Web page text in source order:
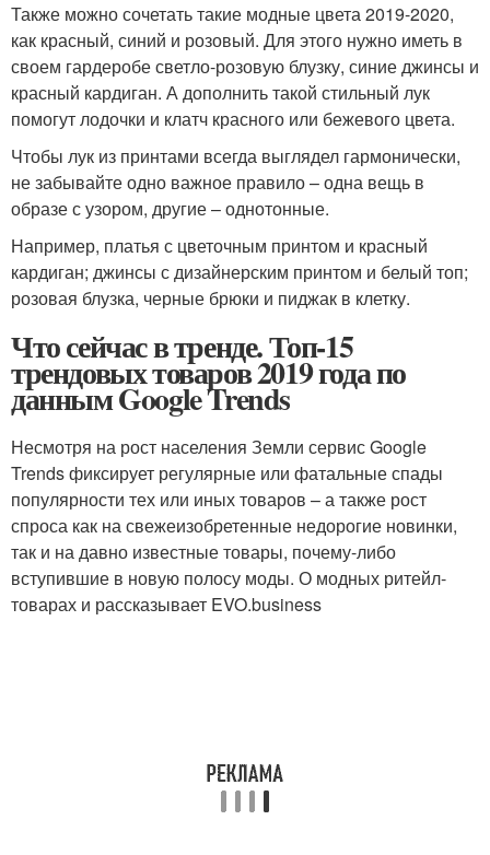
Также можно сочетать такие модные цвета 2019-2020,
как красный, синий и розовый. Для этого нужно иметь в
своем гардеробе светло-розовую блузку, синие джинсы и
красный кардиган. А дополнить такой стильный лук
помогут лодочки и клатч красного или бежевого цвета.
Чтобы лук из принтами всегда выглядел гармонически,
не забывайте одно важное правило – одна вещь в
образе с узором, другие – однотонные.
Например, платья с цветочным принтом и красный
кардиган; джинсы с дизайнерским принтом и белый топ;
розовая блузка, черные брюки и пиджак в клетку.
Что сейчас в тренде. Топ-15
трендовых товаров 2019 года по
данным Google Trends
Несмотря на рост населения Земли сервис Google
Trends фиксирует регулярные или фатальные спады
популярности тех или иных товаров – а также рост
спроса как на свежеизобретенные недорогие новинки,
так и на давно известные товары, почему-либо
вступившие в новую полосу моды. О модных ритейл-
товарах и рассказывает EVO.business